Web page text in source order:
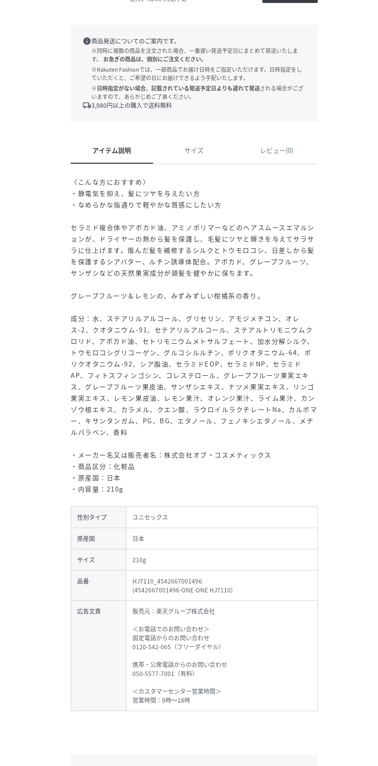
info商品発送についてのご案内です。
※同時に複数の商品を注文された場合、一番遅い発送予定日にまとめて発送いたしま
す。
お急ぎの商品は、個別にご注文ください。
※Rakuten Fashionでは、一部商品でお届け日時をご指定いただけます。日時指定をし
ていただくと、ご希望の日にお届けできるよう手配いたします。
※日時指定がない場合、記載されている発送予定日よりも遅れて発送される場合がござ
いますので、あらかじめご了承ください。
local_shipping3,980円以上の購入で送料無料
アイテム説明 サイズ レビュー(0)
〈こんな方におすすめ〉
・静電気を抑え、髪にツヤを与えたい方
・なめらかな指通りで軽やかな質感にしたい方
セラミド複合体やアボカド油、アミノポリマーなどのヘアスムースエマルシ
ョンが、ドライヤーの熱から髪を保護し、毛髪にツヤと輝きを与えてサラサ
ラに仕上げます。傷んだ髪を補修するシルクとトウモロコシ、日差しから髪
を保護するシアバター、ルチン誘導体配合。アボカド、グレープフルーツ、
サンザシなどの天然果実成分が頭髪を健やかに保ちます。
グレープフルーツ＆レモンの、みずみずしい柑橘系の香り。
成分：水、ステアリルアルコール、グリセリン、アモジメチコン、オレ
ス-2、クオタニウム-91、セテアリルアルコール、ステアルトリモニウムク
ロリド、アボカド油、セトリモニウムメトサルフェート、加水分解シルク、
トウモロコシグリコーゲン、グルコシルルチン、ポリクオタニウム-64、ポ
リクオタニウム-92、シア脂油、セラミドEOP、セラミドNP、セラミド
AP、フィトスフィンゴシン、コレステロール、グレープフルーツ果実エキ
ス、グレープフルーツ果皮油、サンザシエキス、ナツメ果実エキス、リンゴ
果実エキス、レモン果皮油、レモン果汁、オレンジ果汁、ライム果汁、カン
ゾウ根エキス、カラメル、クエン酸、ラウロイルラクチレートNa、カルボマ
ー、キサンタンガム、PG、BG、エタノール、フェノキシエタノール、メチ
ルパラベン、香料
・メーカー名又は販売者名：株式会社オブ・コスメティックス
・商品区分：化粧品
・原産国：日本
・内容量：210g
性別タイプ ユニセックス
原産国 日本
サイズ 210g
品番
HJ7110_4542667001496
(4542667001496-ONE-ONE HJ7110)
広告文責
販売元：楽天グループ株式会社
＜お電話でのお問い合わせ＞
固定電話からのお問い合わせ
0120-542-065（フリーダイヤル）
携帯・公衆電話からのお問い合わせ
050-5577-7001（有料）
＜カスタマーセンター営業時間＞
営業時間：9時～18時